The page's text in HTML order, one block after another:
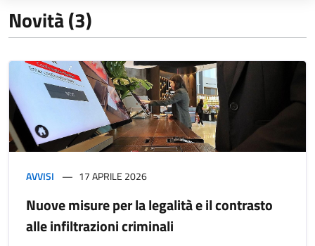
Novità (3)
AVVISI 17 APRILE 2026
Nuove misure per la legalità e il contrasto
alle infiltrazioni criminali